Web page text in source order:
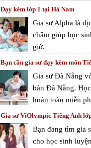
Dạy kèm lớp 1 tại Hà Nam
Gia sư Alpha là
châm giúp học
giờ.
Bạn cần gia sư dạy kèm môn
Gia sư Đà Nẵng
bàn Đà Nẵng.
hoàn toàn miễn
Gia sư ViOlympic Tiếng Anh
Bạn đang tìm gia
cho học sinh